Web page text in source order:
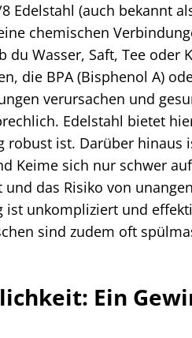
Edelstahl (auch bekannt
chemischen
Wasser, Saft, Tee oder
die BPA (Bisphenol A)
verursachen und
Edelstahl bietet
ist. Darüber hinaus
Keime sich nur schwer
das Risiko von
ist unkompliziert und
sind zudem oft
Ein